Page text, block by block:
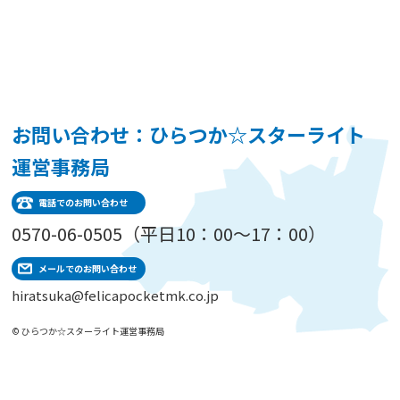
お問い合わせ：ひらつか☆スターライト
運営事務局
電話でのお問い合わせ
0570-06-0505（平日10：00～17：00）
メールでのお問い合わせ
hiratsuka@felicapocketmk.co.jp
© ひらつか☆スターライト運営事務局